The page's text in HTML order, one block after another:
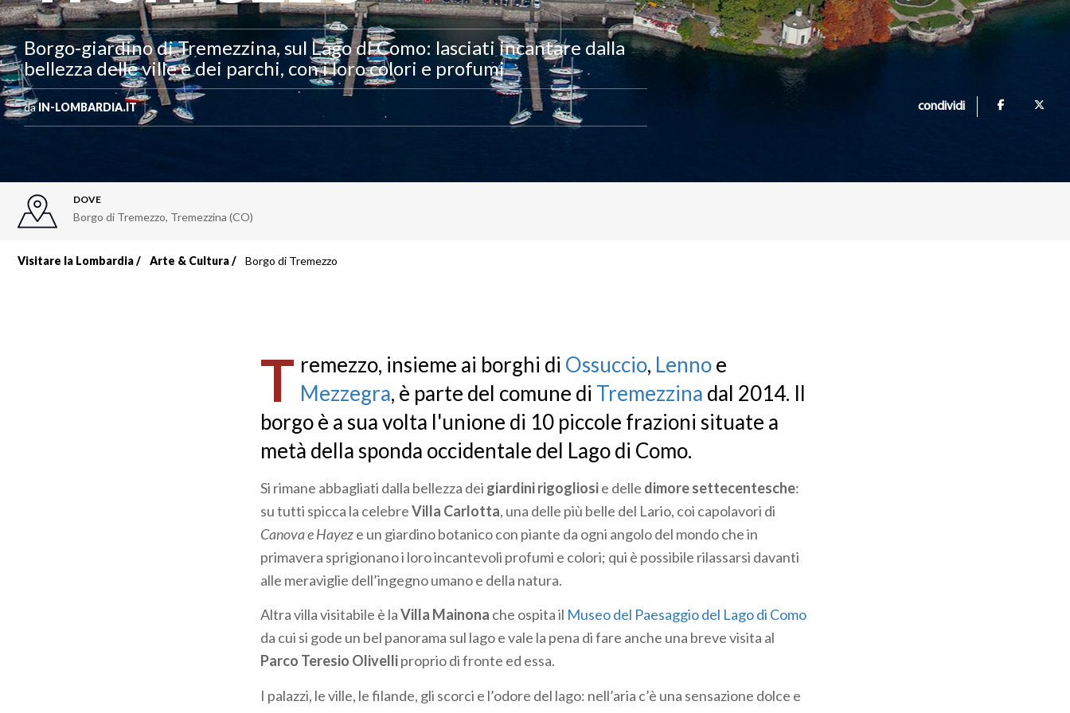
Borgo-giardino di Tremezzina, sul Lago di Como: lasciati incantare dalla
bellezza delle ville e dei parchi, con i loro colori e profumi
daIN-LOMBARDIA.IT condividi
DOVE
Borgo di Tremezzo, Tremezzina (CO)
Visitare la Lombardia Arte & Cultura Borgo di Tremezzo
T remezzo, insieme ai borghi di Ossuccio, Lennoe
Mezzegra, è parte del comune di Tremezzina dal 2014. Il
borgo è a sua volta l'unione di 10 piccole frazioni situate a
metà della sponda occidentale del Lago di Como.
Si rimane abbagliati dalla bellezza dei giardini rigogliosie delle dimore settecentesche:
su tutti spicca la celebreVilla Carlotta, una delle più belle del Lario, coi capolavori di
Canova e Hayeze un giardino botanico con piante da ogni angolo del mondo che in
primavera sprigionano i loro incantevoli profumi e colori; qui è possibile rilassarsi davanti
alle meraviglie dell’ingegno umano e della natura.
Altra villa visitabile è laVilla Mainona che ospita il Museo del Paesaggio del Lago di Como
da cui si gode un bel panorama sul lago e vale la pena di fare anche una breve visita al
Parco Teresio Olivelliproprio di fronte ed essa.
I palazzi, le ville, le filande, gli scorci e l’odore del lago: nell’aria c’è una sensazione dolce e